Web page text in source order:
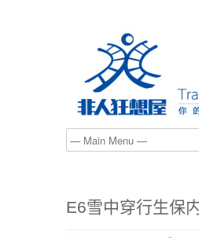
E6雪中穿行生保